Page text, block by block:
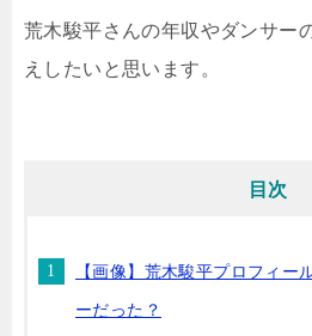
荒木駿平さんの年収やダンサー
えしたいと思います。
目次
【画像】荒木駿平プロフィー
ーだった？